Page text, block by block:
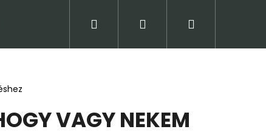
(ÁSZF) Adatkezelési tájékoztató
Keresés Bejelentkezés
VAGY NEKEM